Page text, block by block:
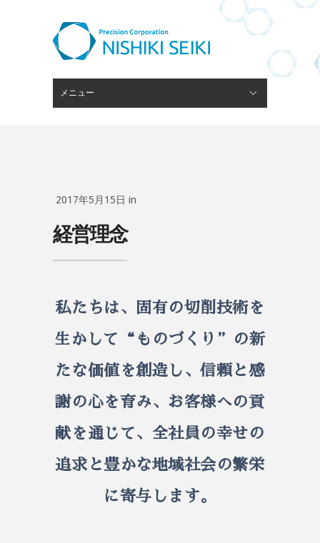
メニュー
2017年5月15日 in
経営理念
私たちは、
固有の切削技術を
生かして
“ものづくり”の新
たな価値を創造し、信頼と感
謝の心を育み、お客様への貢
献を通じて、 全社員の幸せの
追求と豊かな地域社会の繁栄
に寄与します。